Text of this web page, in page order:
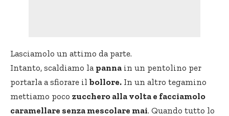
Lasciamolo un attimo da parte.
Intanto, scaldiamo la panna in un pentolino per
portarla a sfiorare il bollore. In un altro tegamino
mettiamo poco zucchero alla volta e facciamolo
caramellare senza mescolare mai. Quando tutto lo